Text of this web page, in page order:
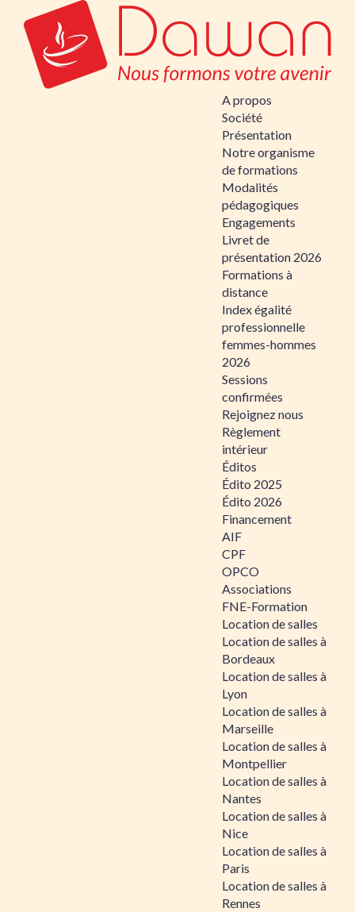
A propos
Société
Présentation
Notre organisme
de formations
Modalités
pédagogiques
Engagements
Livret de
présentation 2026
Formations à
distance
Index égalité
professionnelle
femmes-hommes
2026
Sessions
confirmées
Rejoignez nous
Règlement
intérieur
Éditos
Édito 2025
Édito 2026
Financement
AIF
CPF
OPCO
Associations
FNE-Formation
Location de salles
Location de salles à
Bordeaux
Location de salles à
Lyon
Location de salles à
Marseille
Location de salles à
Montpellier
Location de salles à
Nantes
Location de salles à
Nice
Location de salles à
Paris
Location de salles à
Rennes